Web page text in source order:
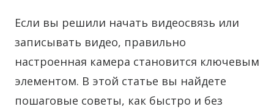
Если вы решили начать видеосвязь или
записывать видео, правильно
настроенная камера становится ключевым
элементом. В этой статье вы найдете
пошаговые советы, как быстро и без